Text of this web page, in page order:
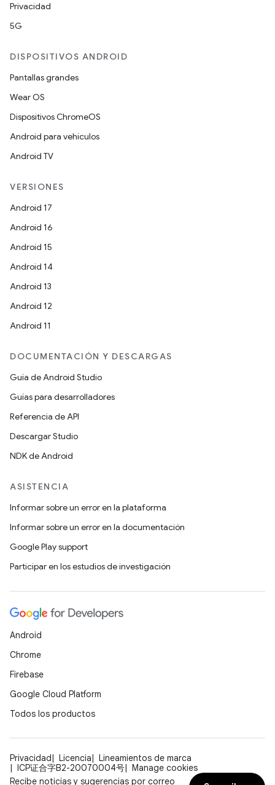
Privacidad
5G
DISPOSITIVOS ANDROID
Pantallas grandes
Wear OS
Dispositivos ChromeOS
Android para vehículos
Android TV
VERSIONES
Android 17
Android 16
Android 15
Android 14
Android 13
Android 12
Android 11
DOCUMENTACIÓN Y DESCARGAS
Guía de Android Studio
Guías para desarrolladores
Referencia de API
Descargar Studio
NDK de Android
ASISTENCIA
Informar sobre un error en la plataforma
Informar sobre un error en la documentación
Google Play support
Participar en los estudios de investigación
Android
Chrome
Firebase
Google Cloud Platform
Todos los productos
Privacidad Licencia
Lineamientos de marca
ICP证合字B2-20070004号
Manage cookies
Recibe noticias y sugerencias por correo